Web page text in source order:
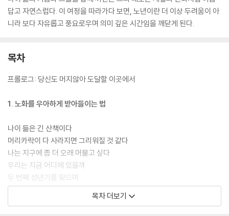
답고 자연스럽다. 이 여정을 따라가다 보면, 노년이란 더 이상 두려움이 아
니라 보다 자유롭고 풍요로우며 의미 깊은 시간임을 깨닫게 된다.
목차
프롤로그: 당신도 머지않아 도달할 이곳에서
1. 노화를 우아하게 받아들이는 법
나이 듦은 긴 산책이다
머리카락이 다 사라지면 그리워질 것 같다
나는 지구에 좀 더 오래 머물고 싶다
우리는 지금 어디에 있을까
두 번째 성년기를 맞으며
목차 더보기